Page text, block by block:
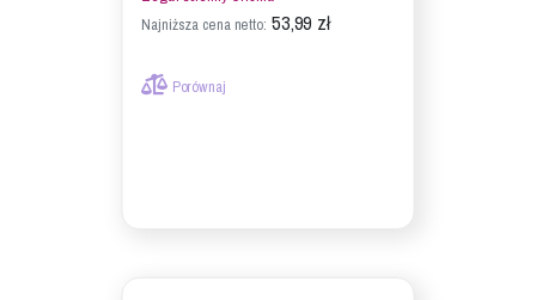
Najniższa cena netto: 53,99 zł
Porównaj